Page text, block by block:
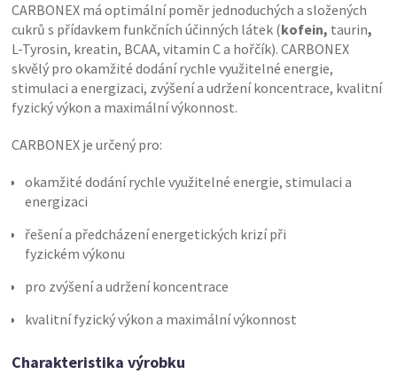
CARBONEX má optimální poměr jednoduchých a složených
cukrů s přídavkem funkčních účinných látek (kofein, taurin,
L-Tyrosin, kreatin, BCAA, vitamin C a hořčík). CARBONEX
skvělý pro okamžité dodání rychle využitelné energie,
stimulaci a energizaci, zvýšení a udržení koncentrace, kvalitní
fyzický výkon a maximální výkonnost.
CARBONEX je určený pro:
okamžité dodání rychle využitelné energie, stimulaci a
energizaci
řešení a předcházení energetických krizí při
fyzickém výkonu
pro zvýšení a udržení koncentrace
kvalitní fyzický výkon a maximální výkonnost
Charakteristika výrobku